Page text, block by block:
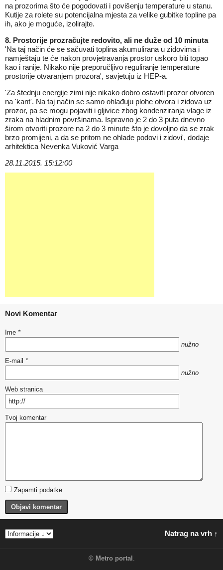
na prozorima što će pogodovati i povišenju temperature u stanu.
Kutije za rolete su potencijalna mjesta za velike gubitke topline pa
ih, ako je moguće, izolirajte.
8. Prostorije prozračujte redovito, ali ne duže od 10 minuta
'Na taj način će se sačuvati toplina akumulirana u zidovima i
namještaju te će nakon provjetravanja prostor uskoro biti topao
kao i ranije. Nikako nije preporučljivo reguliranje temperature
prostorije otvaranjem prozora', savjetuju iz HEP-a.
'Za štednju energije zimi nije nikako dobro ostaviti prozor otvoren
na 'kant'. Na taj način se samo ohlađuju plohe otvora i zidova uz
prozor, pa se mogu pojaviti i gljivice zbog kondenziranja vlage iz
zraka na hladnim površinama. Ispravno je 2 do 3 puta dnevno
širom otvoriti prozore na 2 do 3 minute što je dovoljno da se zrak
brzo promijeni, a da se pritom ne ohlade podovi i zidovi', dodaje
arhitektica Nevenka Vuković Varga
28.11.2015. 15:12:00
Novi Komentar
Ime *
nužno
E-mail *
nužno
Web stranica
Tvoj komentar
Zapamti podatke
Objavi komentar
Natrag na vrh ↑
© Metro portal .